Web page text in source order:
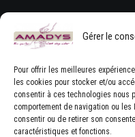
Gérer le
Pour offrir les meilleures
les cookies pour stocker et/ou
consentir à ces technologies nous
comportement de navigation ou
consentir ou de retirer son
caractéristiques et fonctions.
J'ACCEPTE LES
D'UTILISATION